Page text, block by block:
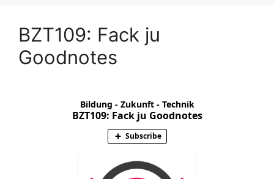
BZT109: Fack ju
Goodnotes